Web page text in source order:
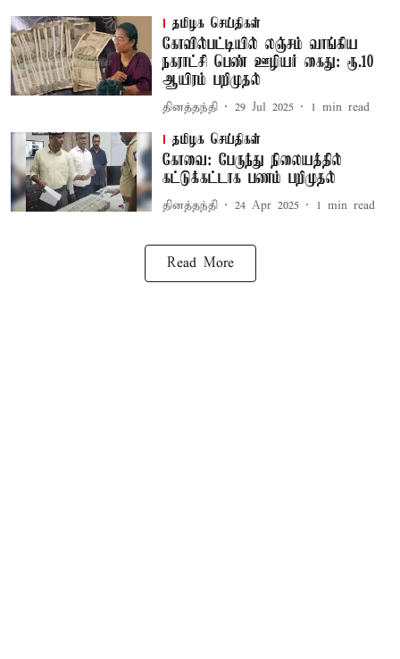
தமிழக செய்திகள்
கோவில்பட்டியில் லஞ்சம் வாங்கிய
நகராட்சி பெண் ஊழியர் கைது: ரூ.10
ஆயிரம் பறிமுதல்
தினத்தந்தி 29 Jul 2025 1 min read
தமிழக செய்திகள்
கோவை: பேருந்து நிலையத்தில்
கட்டுக்கட்டாக பணம் பறிமுதல்
தினத்தந்தி 24 Apr 2025 1 min read
Read More